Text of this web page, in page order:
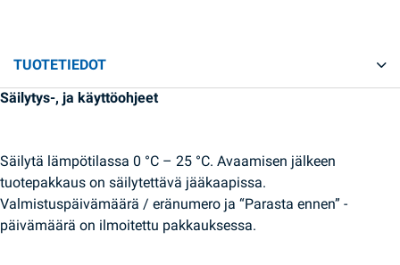
TUOTETIEDOT
Säilytys-, ja käyttöohjeet
Säilytä lämpötilassa 0 °C – 25 °C. Avaamisen jälkeen
tuotepakkaus on säilytettävä jääkaapissa.
Valmistuspäivämäärä / eränumero ja “Parasta ennen” -
päivämäärä on ilmoitettu pakkauksessa.